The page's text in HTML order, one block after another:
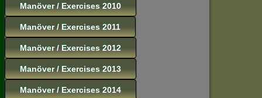
Manöver / Exercises 2010
Manöver / Exercises 2011
Manöver / Exercises 2012
Manöver / Exercises 2013
Manöver / Exercises 2014